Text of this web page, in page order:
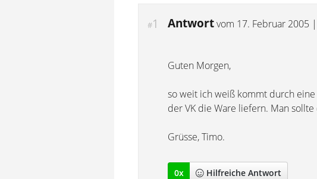
#1 Antwortvom 17. Februar 2005
Guten Morgen,
so weit ich weiß kommt durch
der VK die Ware liefern. Man
Grüsse, Timo.
0x Hilfreiche Antwort